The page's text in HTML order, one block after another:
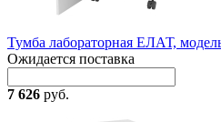
Тумба лабораторная ЕЛАТ,
Ожидается поставка
7 626 руб.